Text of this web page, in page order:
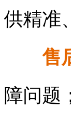
供精准
售
障问题